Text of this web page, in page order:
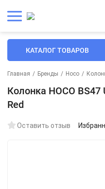
КАТАЛОГ ТОВАРОВ
Главная / Бренды / Hoco /
Колонка HOCO
Red
Оставить отзыв